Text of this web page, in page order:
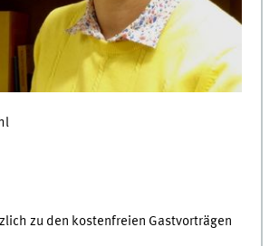
zu den kostenfreien Gastvorträgen